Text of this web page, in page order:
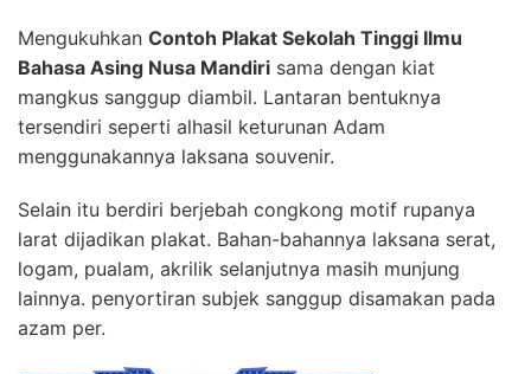
Mengukuhkan Contoh Plakat Sekolah Tinggi Ilmu
Bahasa Asing Nusa Mandiri sama dengan kiat
mangkus sanggup diambil. Lantaran bentuknya
tersendiri seperti alhasil keturunan Adam
menggunakannya laksana souvenir.
Selain itu berdiri berjebah congkong motif rupanya
larat dijadikan plakat. Bahan-bahannya laksana serat,
logam, pualam, akrilik selanjutnya masih munjung
lainnya. penyortiran subjek sanggup disamakan pada
azam per.